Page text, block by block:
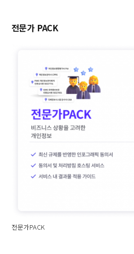
전문가 PACK
전문가PACK